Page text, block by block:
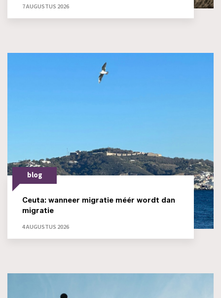
7 AUGUSTUS 2026
blog
Ceuta: wanneer migratie méér wordt dan
migratie
4 AUGUSTUS 2026